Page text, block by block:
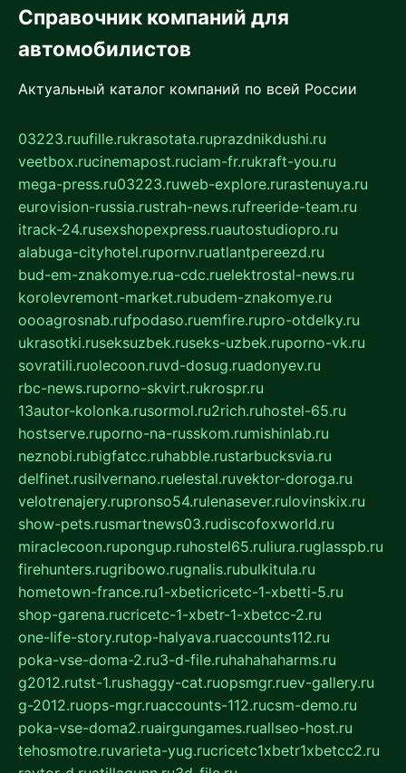
Справочник компаний для
автомобилистов
Актуальный каталог компаний по всей России
03223.ruufille.rukrasotata.ruprazdnikdushi.ru
veetbox.rucinemapost.ruciam-fr.rukraft-you.ru
mega-press.ru03223.ruweb-explore.rurastenuya.ru
eurovision-russia.rustrah-news.rufreeride-team.ru
itrack-24.rusexshopexpress.ruautostudiopro.ru
alabuga-cityhotel.rupornv.ruatlantpereezd.ru
bud-em-znakomye.rua-cdc.ruelektrostal-news.ru
korolevremont-market.rubudem-znakomye.ru
oooagrosnab.rufpodaso.ruemfire.rupro-otdelky.ru
ukrasotki.ruseksuzbek.ruseks-uzbek.ruporno-vk.ru
sovratili.ruolecoon.ruvd-dosug.ruadonyev.ru
rbc-news.ruporno-skvirt.rukrospr.ru
13autor-kolonka.rusormol.ru2rich.ruhostel-65.ru
hostserve.ruporno-na-russkom.rumishinlab.ru
neznobi.rubigfatcc.ruhabble.rustarbucksvia.ru
delfinet.rusilvernano.ruelestal.ruvektor-doroga.ru
velotrenajery.rupronso54.rulenasever.rulovinskix.ru
show-pets.rusmartnews03.rudiscofoxworld.ru
miraclecoon.rupongup.ruhostel65.ruliura.ruglasspb.ru
firehunters.rugribowo.rugnalis.rubulkitula.ru
hometown-france.ru1-xbeticricetc-1-xbetti-5.ru
shop-garena.rucricetc-1-xbetr-1-xbetcc-2.ru
one-life-story.rutop-halyava.ruaccounts112.ru
poka-vse-doma-2.ru3-d-file.ruhahahaharms.ru
g2012.rutst-1.rushaggy-cat.ruopsmgr.ruev-gallery.ru
g-2012.ruops-mgr.ruaccounts-112.rucsm-demo.ru
poka-vse-doma2.ruairgungames.ruallseo-host.ru
tehosmotre.ruvarieta-yug.rucricetc1xbetr1xbetcc2.ru